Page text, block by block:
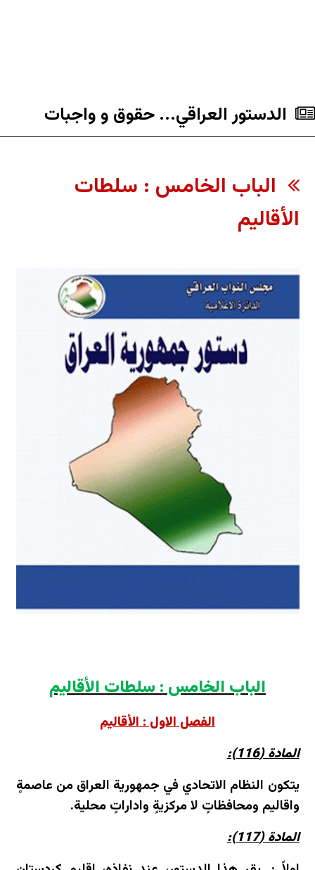
الدستور العراقي... حقوق و واجبات
الباب الخامس : سلطات
الأقاليم
الباب الخامس : سلطات الأقاليم
الفصل الاول : الأقاليم
المادة (116):
يتكون النظام الاتحادي في جمهورية العراق من عاصمةٍ
واقاليم ومحافظاتٍ لا مركزيةٍ واداراتٍ محلية.
المادة (117):